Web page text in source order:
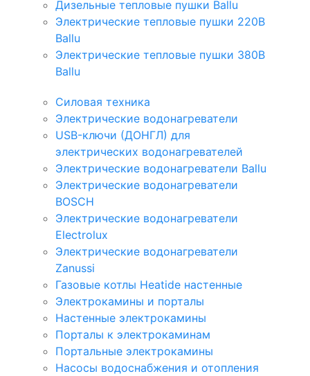
Дизельные тепловые пушки Ballu
Электрические тепловые пушки 220В
Ballu
Электрические тепловые пушки 380В
Ballu
Силовая техника
Электрические водонагреватели
USB-ключи (ДОНГЛ) для
электрических водонагревателей
Электрические водонагреватели Ballu
Электрические водонагреватели
BOSCH
Электрические водонагреватели
Electrolux
Электрические водонагреватели
Zanussi
Газовые котлы Heatide настенные
Электрокамины и порталы
Настенные электрокамины
Порталы к электрокаминам
Портальные электрокамины
Насосы водоснабжения и отопления